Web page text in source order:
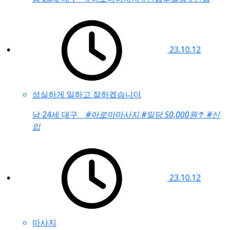
23.10.12
성실하게 일하고 잘하겠습니더
남24세 대구 #아로마마사지#일당 50,000원↑ #신
입
23.10.12
마사지